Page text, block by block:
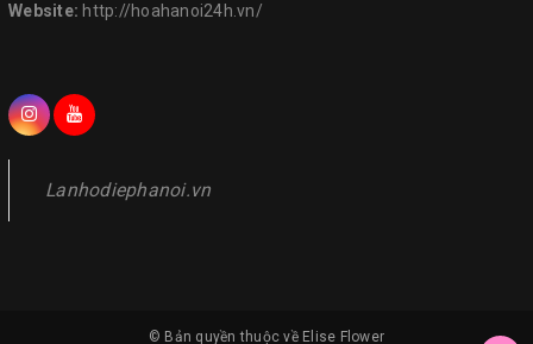
Website: http://hoahanoi24h.vn/
Lanhodiephanoi.vn
© Bản quyền thuộc về Elise Flower